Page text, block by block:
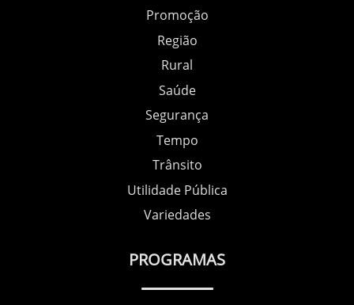
Promoção
Região
Rural
Saúde
Segurança
Tempo
Trânsito
Utilidade Pública
Variedades
PROGRAMAS